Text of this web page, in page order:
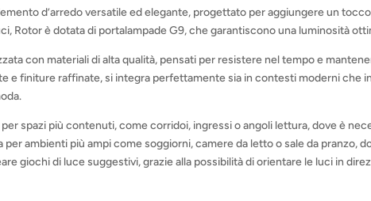
d’arredo versatile ed elegante, progettato per aggiungere un
Rotor è dotata di portalampade G9, che garantiscono una luminosità
con materiali di alta qualità, pensati per resistere nel tempo e
e finiture raffinate, si integra perfettamente sia in contesti moderni che
per spazi più contenuti, come corridoi, ingressi o angoli lettura, dove è
ambienti più ampi come soggiorni, camere da letto o sale da pranzo,
giochi di luce suggestivi, grazie alla possibilità di orientare le luci in